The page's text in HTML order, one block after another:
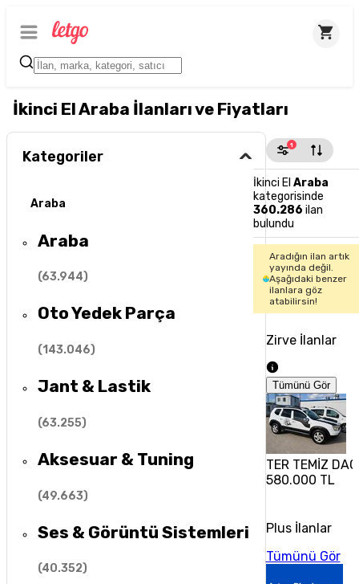
İkinci El Araba İlanları ve Fiyatları
Kategoriler
Araba
Araba
(63.944)
Oto Yedek Parça
(143.046)
Jant & Lastik
(63.255)
Aksesuar & Tuning
(49.663)
Ses & Görüntü Sistemleri
(40.352)
1
İkinci El Araba
kategorisinde
360.286 ilan
bulundu
Aradığın ilan artık
yayında değil.
Aşağıdaki benzer
ilanlara göz
atabilirsin!
Zirve İlanlar
Tümünü Gör
TER TEMİZ
580.000 TL
Plus İlanlar
Tümünü Gör